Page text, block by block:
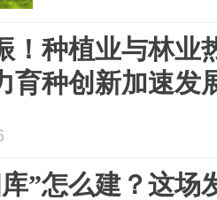
！种植业与林业
育种创新加速发
”怎么建？这场